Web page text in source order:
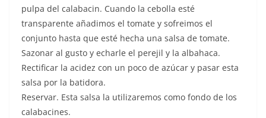
pulpa del calabacin. Cuando la cebolla esté
transparente añadimos el tomate y sofreimos el
conjunto hasta que esté hecha una salsa de tomate.
Sazonar al gusto y echarle el perejil y la albahaca.
Rectificar la acidez con un poco de azúcar y pasar esta
salsa por la batidora.
Reservar. Esta salsa la utilizaremos como fondo de los
calabacines.